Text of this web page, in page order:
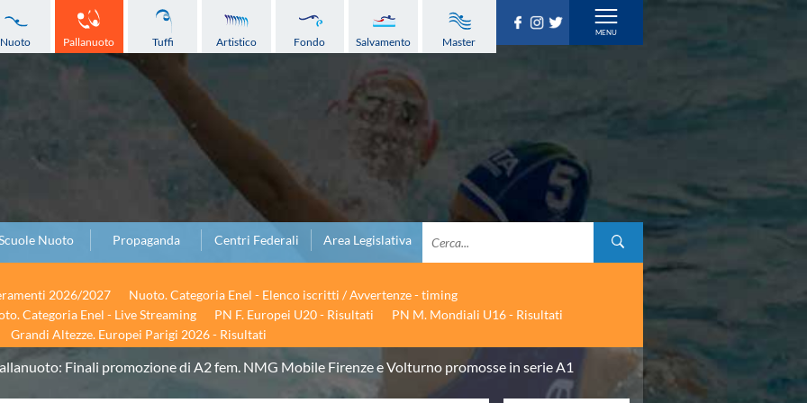
Nuoto Pallanuoto Tuffi Artistico Fondo Salvamento Master
Nuoto Propaganda Centri Federali Area Legislativa
2026/2027
Nuoto. Categoria Enel - Elenco iscritti / Avvertenze - timing
Categoria Enel - Live Streaming PN F. Europei U20 - Risultati
PN M. Mondiali U16 - Risultati
Grandi Altezze. Europei Parigi 2026 - Risultati
Finali promozione di A2 fem. NMG Mobile Firenze e Volturno promosse in serie A1